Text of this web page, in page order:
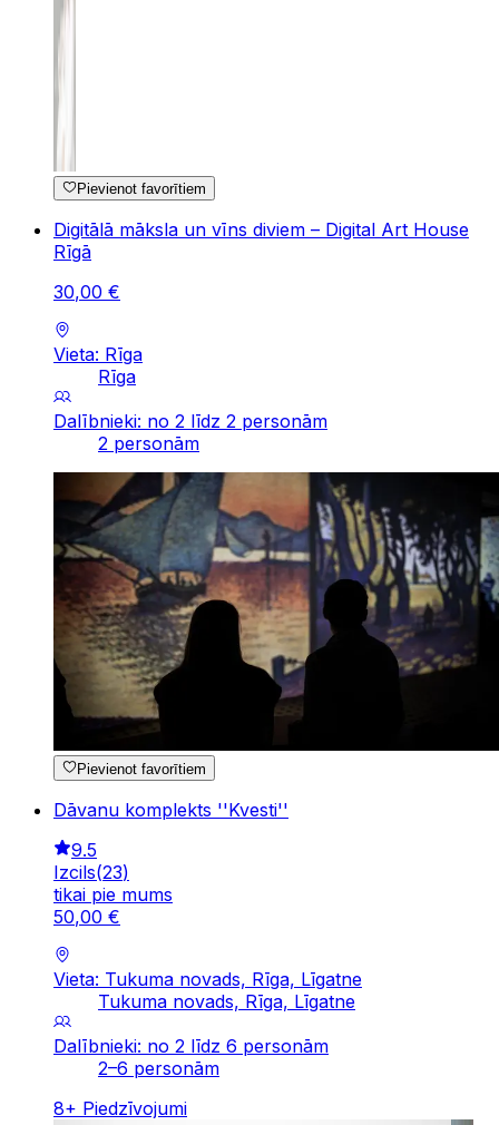
Pievienot favorītiem
Digitālā māksla un vīns diviem – Digital Art House
Rīgā
30,00 €
Vieta: Rīga
Rīga
Dalībnieki: no 2 līdz 2 personām
2 personām
Pievienot favorītiem
Dāvanu komplekts ''Kvesti''
9.5
Izcils(23)
tikai pie mums
50,00 €
Vieta: Tukuma novads, Rīga, Līgatne
Tukuma novads, Rīga, Līgatne
Dalībnieki: no 2 līdz 6 personām
2–6 personām
8+ Piedzīvojumi